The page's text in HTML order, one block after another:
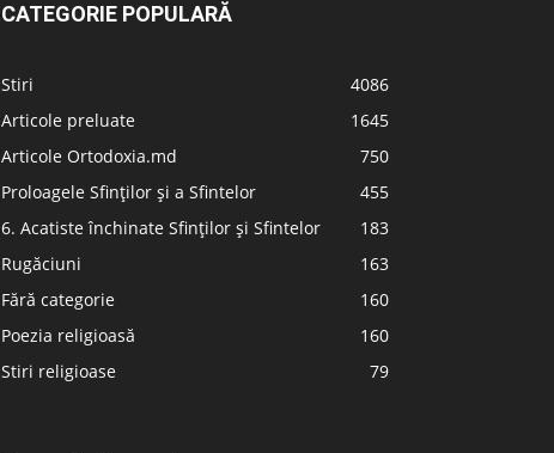
CATEGORIE POPULARĂ
Stiri
4086
Articole preluate
1645
Articole Ortodoxia.md
750
Proloagele Sfinților și a Sfintelor
455
6. Acatiste închinate Sfinților și Sfintelor
183
Rugăciuni
163
Fără categorie
160
Poezia religioasă
160
Stiri religioase
79